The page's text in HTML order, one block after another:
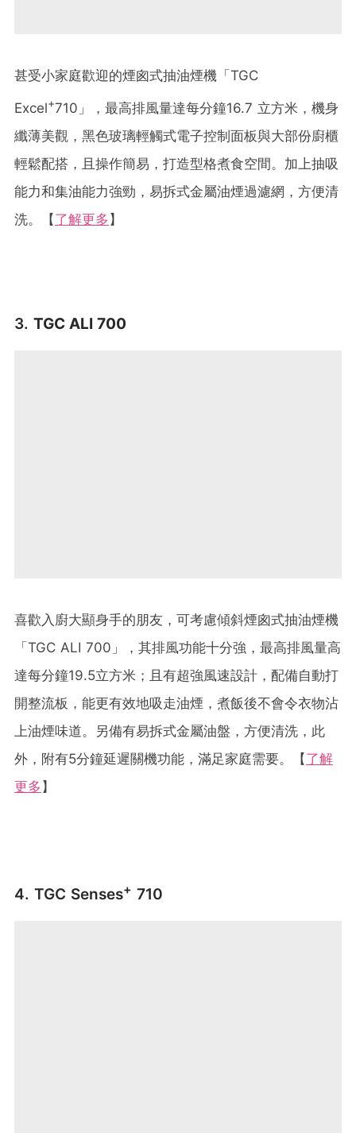
甚受小家庭歡迎的煙囪式抽油煙機「TGC
Excel+710」，最高排風量達每分鐘16.7 立方米，機身
纖薄美觀，黑色玻璃輕觸式電子控制面板與大部份廚櫃
輕鬆配搭，且操作簡易，打造型格煮食空間。加上抽吸
能力和集油能力強勁，易拆式金屬油煙過濾網，方便清
洗。【 了解更多 】
3. TGC ALI 700
喜歡入廚大顯身手的朋友，可考慮傾斜煙囪式抽油煙機
「TGC ALI 700」，其排風功能十分強，最高排風量高
達每分鐘19.5立方米；且有超強風速設計，配備自動打
開整流板，能更有效地吸走油煙，煮飯後不會令衣物沾
上油煙味道。另備有易拆式金屬油盤，方便清洗， 此
外，附有5分鐘延遲關機功能， 滿足家庭需要。 【了解
更多 】
4. TGC Senses+ 710